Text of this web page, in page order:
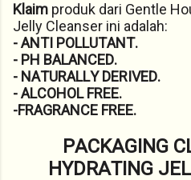
Klaim produk dari Gentle
Jelly Cleanser ini adalah:
- ANTI POLLUTANT.
- PH BALANCED.
- NATURALLY DERIVED.
- ALCOHOL FREE.
-FRAGRANCE FREE.
PACKAGING
HYDRATING